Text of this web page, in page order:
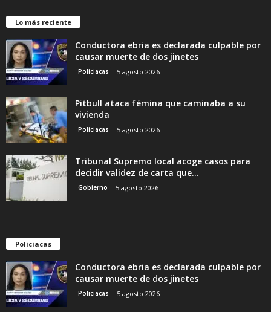
Lo más reciente
Conductora ebria es declarada culpable por
causar muerte de dos jinetes
Policiacas 5 agosto 2026
Pitbull ataca fémina que caminaba a su
vivienda
Policiacas 5 agosto 2026
Tribunal Supremo local acoge casos para
decidir validez de carta que...
Gobierno 5 agosto 2026
Policiacas
Conductora ebria es declarada culpable por
causar muerte de dos jinetes
Policiacas 5 agosto 2026